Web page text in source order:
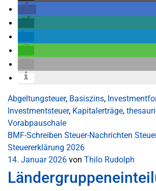
Abgeltungsteuer, Basiszins,
Investmentsteuer, Kapitalerträge,
Vorabpauschale
BMF-Schreiben Steuer-Nachrichten
Steuererklärung 2026
14. Januar 2026 von Thilo Rudolph